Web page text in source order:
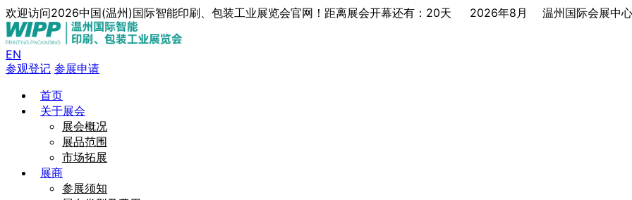
欢迎访问2026中国(温州)国际智能印刷、包装工业展览会官网！距离展会开幕还有：20天 2026年8月 温州国际会展中心
EN
参观登记 参展申请
首页
关于展会
展会概况
展品范围
市场拓展
展商
参展须知